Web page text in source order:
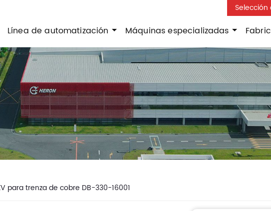
Línea de automatización Máquinas especializadas
para trenza de cobre DB-330-16001